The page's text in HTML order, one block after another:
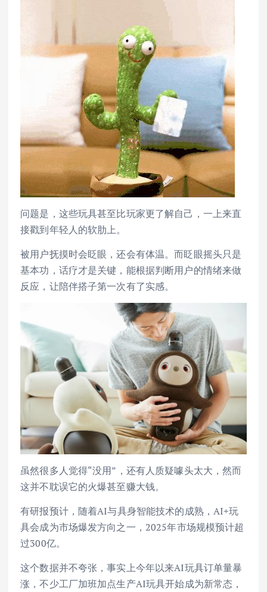
问题是，这些玩具甚至比玩家更了解自己，一上来直
接戳到年轻人的软肋上。
被用户抚摸时会眨眼，还会有体温。而眨眼摇头只是
基本功，话疗才是关键，能根据判断用户的情绪来做
反应，让陪伴搭子第一次有了实感。
虽然很多人觉得“没用”，还有人质疑噱头太大，然而
这并不耽误它的火爆甚至赚大钱。
有研报预计，随着AI与具身智能技术的成熟，AI+玩
具会成为市场爆发方向之一，2025年市场规模预计超
过300亿。
这个数据并不夸张，事实上今年以来AI玩具订单量暴
涨，不少工厂加班加点生产AI玩具开始成为新常态，